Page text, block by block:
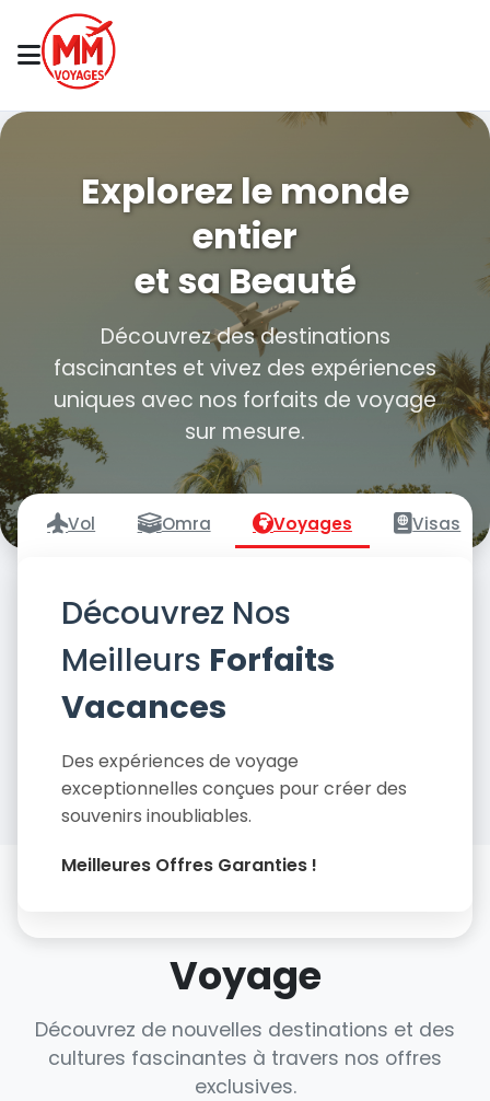
Explorez le monde
entier
et sa Beauté
Découvrez des destinations
fascinantes et vivez des expériences
uniques avec nos forfaits de voyage
sur mesure.
Vol Omra Voyages Visas
Découvrez Nos
Meilleurs Forfaits
Vacances
Des expériences de voyage
exceptionnelles conçues pour créer des
souvenirs inoubliables.
Meilleures Offres Garanties !
Voyage
Découvrez de nouvelles destinations et des
cultures fascinantes à travers nos offres
exclusives.